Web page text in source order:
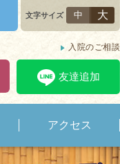
文字サイズ 中 大
友達追加
入院のご相談
アクセス